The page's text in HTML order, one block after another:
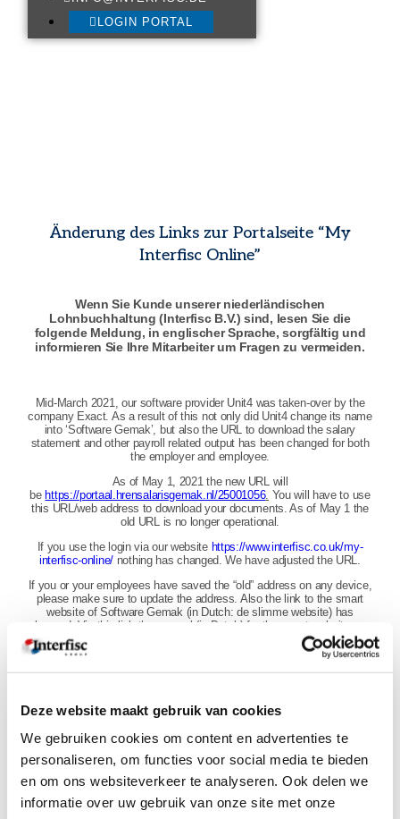
Deze website maakt gebruik van cookies
We gebruiken cookies om content en advertenties te
personaliseren, om functies voor social media te bieden
en om ons websiteverkeer te analyseren. Ook delen we
informatie over uw gebruik van onze site met onze
LOGIN PORTAL
Änderung des Links zur Portalseite “My
Interfisc Online”
Wenn Sie Kunde unserer niederländischen
Lohnbuchhaltung (Interfisc B.V.) sind, lesen Sie die
folgende Meldung, in englischer Sprache, sorgfältig und
informieren Sie Ihre Mitarbeiter um Fragen zu vermeiden.
Mid-March 2021, our software provider Unit4 was taken-over by the
company Exact. As a result of this not only did Unit4 change its name
into ‘Software Gemak’, but also the URL to download the salary
statement and other payroll related output has been changed for both
the employer and employee.
As of May 1, 2021 the new URL will
behttps://portaal.hrensalarisgemak.nl/25001056. You will have to use
this URL/web address to download your documents. As of May 1 the
old URL is no longer operational.
If you use the login via our website https://www.interfisc.co.uk/my-
interfisc-online/ nothing has changed. We have adjusted the URL.
If you or your employees have saved the “old” address on any device,
please make sure to update the address. Also the link to the smart
website of Software Gemak (in Dutch: de slimme website) has
changed. Via this link the manual (in Dutch) for the smart website can
Quick Guide Dutch
If the signal you receive, after 1 May 2021, redirects you to the old
URL/address, please note we have informed our provider to adjust
this. In this case, please login using our website.